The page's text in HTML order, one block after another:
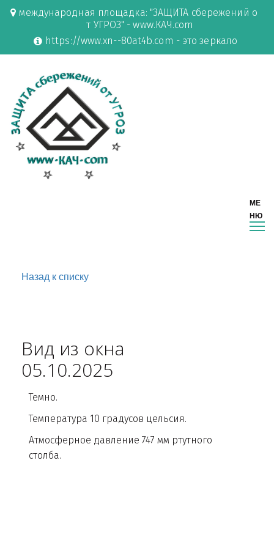
международная площадка: "ЗАЩИТА сбережений о
т УГРОЗ" - www.КАЧ.com
https://www.xn--80at4b.com - это зеркало
Назад к списку
Вид из окна
05.10.2025
Темно.
Температура 10 градусов цельсия.
Атмосферное давление 747 мм ртутного
столба.